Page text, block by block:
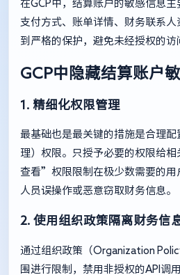
在GCP中，结算账户的敏感信息主
支付方式、账单详情、财务联系
到严格的保护，避免未经授权的访
GCP中隐藏结算账户
1. 精细化权限管理
最基础也是最关键的措施是合理配
理）权限。只授予必要的权限给
查看”权限限制在极少数需要的用
人员误操作或恶意窃取财务信息。
2. 使用组织政策隔离财务信
通过组织政策（Organization
围进行限制，禁用非授权的API调